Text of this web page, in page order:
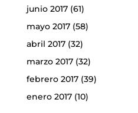
junio 2017(61)
mayo 2017(58)
abril 2017(32)
marzo 2017(32)
febrero 2017(39)
enero 2017(10)